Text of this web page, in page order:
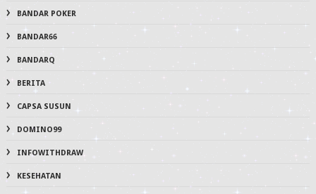
BANDAR POKER
BANDAR66
BANDARQ
BERITA
CAPSA SUSUN
DOMINO99
INFOWITHDRAW
KESEHATAN